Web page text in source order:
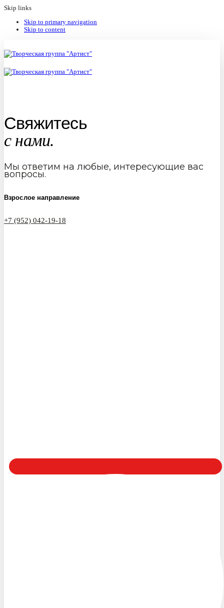
Skip links
Skip to primary navigation
Skip to content
Свяжитесь
с нами.
Мы ответим на любые, интересующие вас
вопросы.
Взрослое направление
+7 (952) 042-19-18